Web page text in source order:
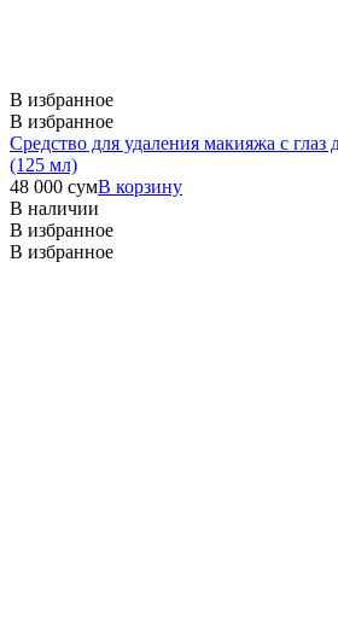
В избранное
В избранное
Средство для удаления макияжа с глаз
(125 мл)
48 000 сумВ корзину
В наличии
В избранное
В избранное